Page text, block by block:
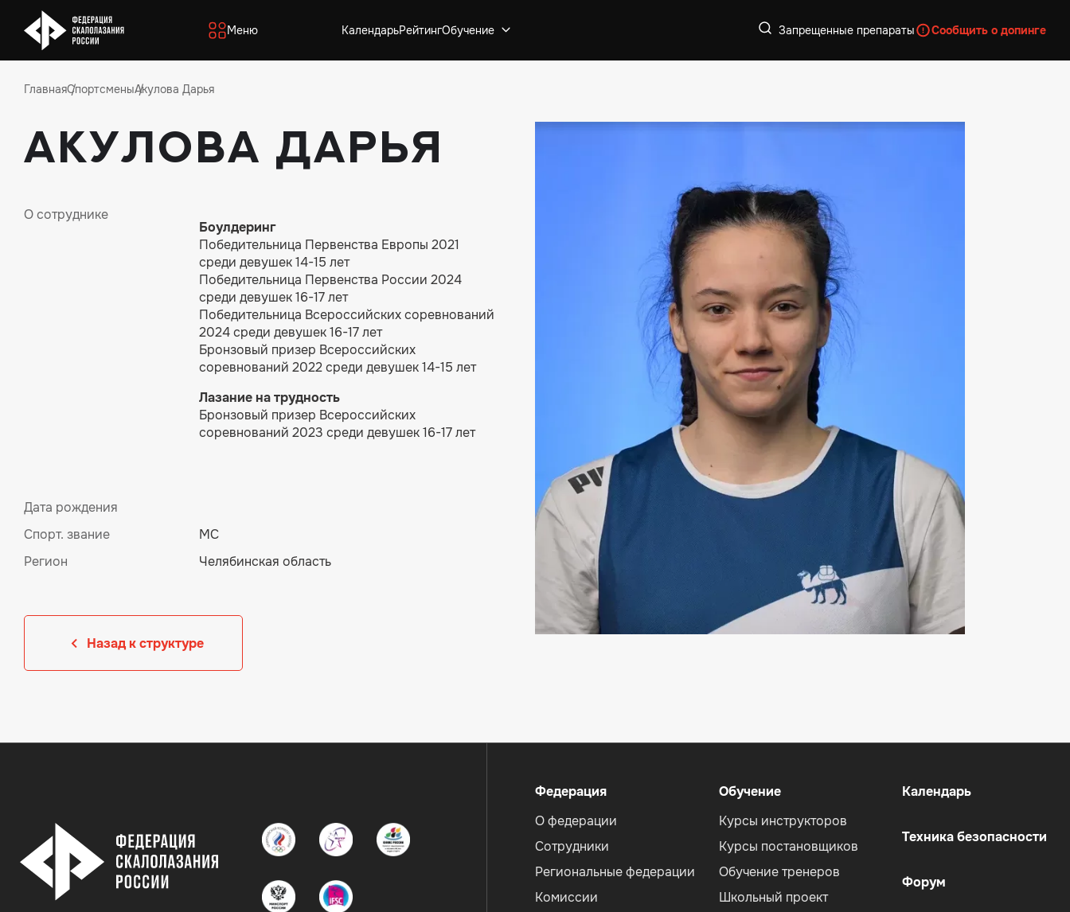
Меню КалендарьРейтингОбучение Запрещенные препараты Сообщить о допинге
ГлавнаяСпортсменыАкулова Дарья
Акулова Дарья
О сотруднике
Боулдеринг
Победительница Первенства Европы 2021
среди девушек 14-15 лет
Победительница Первенства России 2024
среди девушек 16-17 лет
Победительница Всероссийских соревнований
2024 среди девушек 16-17 лет
Бронзовый призер Всероссийских
соревнований 2022 среди девушек 14-15 лет
Лазание на трудность
Бронзовый призер Всероссийских
соревнований 2023 среди девушек 16-17 лет
Дата рождения
Спорт. звание
МС
Регион
Челябинская область
Назад к структуре
Меню
Федерация
О федерации
Сотрудники
Региональные федерации
Комиссии
Меню
Обучение
Курсы инструкторов
Курсы постановщиков
Обучение тренеров
Школьный проект
Меню
Календарь
Техника безопасности
Форум